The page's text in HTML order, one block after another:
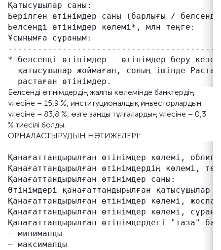
Қатысушылар саны:
Берілген өтінімдер саны (барлығы /
Белсенді өтінімдер көлемі*, млн
Ұсынымға сұраным:
* белсенді өтінімдер – өтінімдер беру
қатысушылар жоймаған, соның ішінде
Белсенді өтінімдердің жалпы көлемінде банктердің
үлесіне – 15,9 %, институционалдық инвесторлардың
үлесіне – 83,8 %, өзге заңды тұлғалардың үлесіне – 0,3
% тиесілі болды.
ОРНАЛАСТЫРУДЫҢ НӘТИЖЕЛЕРІ:
Қанағаттандырылған өтінімдер көлемі,
Қанағаттандырылған өтінімдердің көлемі,
Қанағаттандырылған өтінімдер саны:
Өтінімдері қанағаттандырылған
Қанағаттандырылған өтінімдер көлемі,
Қанағаттандырылған өтінімдер көлемі,
Қанағаттандырылған өтінімдердегі "таза"
– минималды
– максималды